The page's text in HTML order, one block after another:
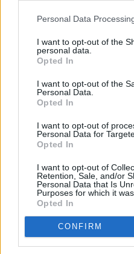
negar su consentimiento.
de su consentimiento, pero
rechazar tal procesamiento.
cualquier momento entrando
visitando nuestra política de
Personal Data
I want to opt-out of the
personal data.
Opted In
I want to opt-out of the
Personal Data.
Opted In
I want to opt-out of
Personal Data for
Opted In
I want to opt-out of
Retention, Sale, and/or
Personal Data that Is
Purposes for which it
Opted In
CONFIRM